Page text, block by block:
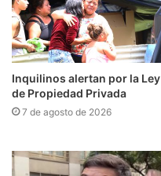
Inquilinos alertan por la Ley
de Propiedad Privada
7 de agosto de 2026